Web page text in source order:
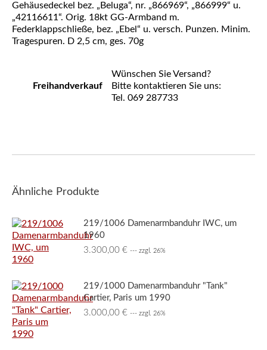
Gehäusedeckel bez. „Beluga“, nr. „866969“, „866999“ u.
„42116611“. Orig. 18kt GG-Armband m.
Federklappschließe, bez. „Ebel“ u. versch. Punzen. Minim.
Tragespuren. D 2,5 cm, ges. 70g
Freihandverkauf
Wünschen Sie Versand?
Bitte kontaktieren Sie uns:
Tel. 069 287733
Ähnliche Produkte
219/1006 Damenarmbanduhr IWC, um
1960
3.300,00 € --- zzgl. 26%
219/1000 Damenarmbanduhr "Tank"
Cartier, Paris um 1990
3.000,00 € --- zzgl. 26%